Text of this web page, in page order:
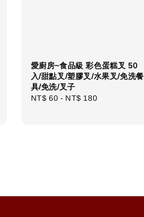
愛廚房~食品級 彩色蛋糕叉 50
入/甜點叉/塑膠叉/水果叉/免洗餐
具/免洗/叉子
Regular
NT$ 60 - NT$ 180